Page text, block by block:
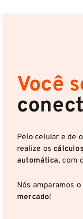
Você
Pelo celular e de
realize os
automática, com
Nós amparamos
mercado!